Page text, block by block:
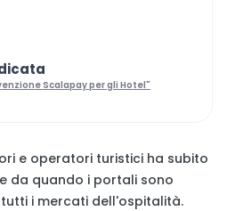
Scalapay per gli Hotel"
e operatori turistici ha subito
da quando i portali sono
i mercati dell'ospitalità.